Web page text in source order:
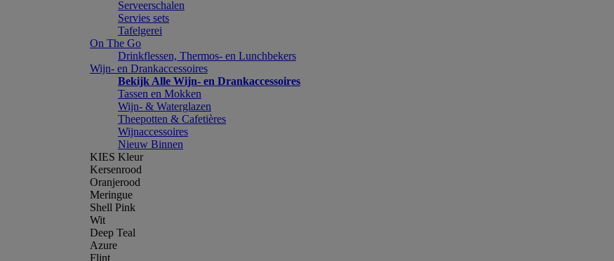
Serveerschalen
Servies sets
Tafelgerei
On The Go
Drinkflessen, Thermos- en Lunchbekers
Wijn- en Drankaccessoires
Bekijk Alle Wijn- en Drankaccessoires
Tassen en Mokken
Wijn- & Waterglazen
Theepotten & Cafetières
Wijnaccessoires
Nieuw Binnen
KIES Kleur
Kersenrood
Oranjerood
Meringue
Shell Pink
Wit
Deep Teal
Azure
Flint